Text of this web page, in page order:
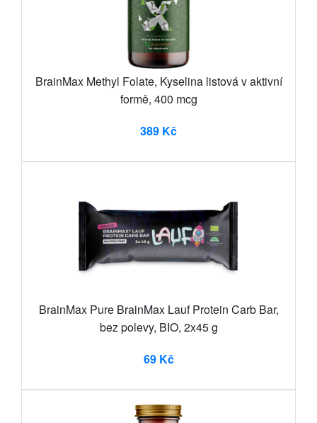
BrainMax Methyl Folate, Kyselina listová v aktivní
formě, 400 mcg
389 Kč
BrainMax Pure BrainMax Lauf Protein Carb Bar,
bez polevy, BIO, 2x45 g
69 Kč